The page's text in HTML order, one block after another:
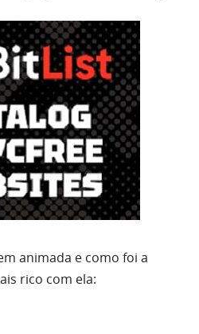
animada e como foi a
rico com ela: